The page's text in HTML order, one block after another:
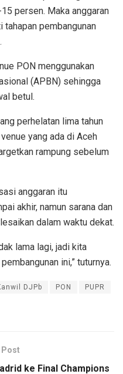
persen. Maka anggaran
pembangunan
PON menggunakan
(APBN) sehingga
betul.
perhelatan lima tahun
yang ada di Aceh
rampung sebelum
anggaran itu
akhir, namun sarana dan
dalam waktu dekat.
lama lagi, jadi kita
ini,” tuturnya.
DJPb PON PUPR
ke Final Champions